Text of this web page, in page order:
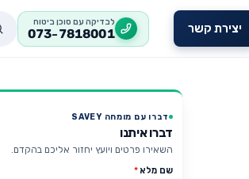
יצירת קשר לבדיקה עם סוכן ביטוח
073-7818001
דברו עם מומחה SAVEY
דברו איתנו
השאירו פרטים ויועץ יחזור אליכם בהקדם.
שם מלא*